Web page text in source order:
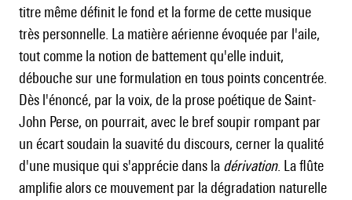
titre même définit le fond et la forme de cette musique
très personnelle. La matière aérienne évoquée par l'aile,
tout comme la notion de battement qu'elle induit,
débouche sur une formulation en tous points concentrée.
Dès l'énoncé, par la voix, de la prose poétique de Saint-
John Perse, on pourrait, avec le bref soupir rompant par
un écart soudain la suavité du discours, cerner la qualité
d'une musique qui s'apprécie dans la dérivation. La flûte
amplifie alors ce mouvement par la dégradation naturelle